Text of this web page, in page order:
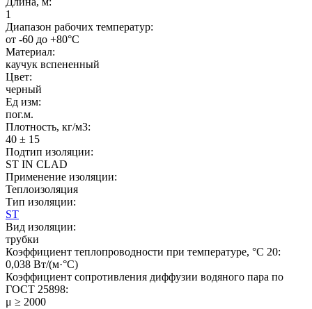
1
Диапазон рабочих температур:
от -60 до +80°C
Материал:
каучук вспененный
Цвет:
черный
Ед изм:
пог.м.
Плотность, кг/м3:
40 ± 15
Подтип изоляции:
ST IN CLAD
Применение изоляции:
Теплоизоляция
Тип изоляции:
ST
Вид изоляции:
трубки
Коэффициент теплопроводности при температуре, °C 20:
0,038 Вт/(м·°C)
Коэффициент сопротивления диффузии водяного пара по
ГОСТ 25898:
μ ≥ 2000